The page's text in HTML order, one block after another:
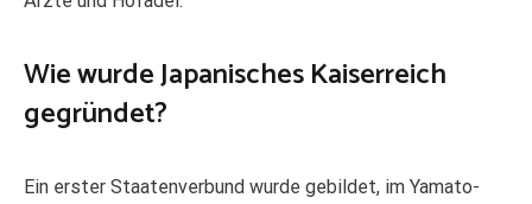
Wie wurde Japanisches Kaiserreich
gegründet?
Ein erster Staatenverbund wurde gebildet, im Yamato-